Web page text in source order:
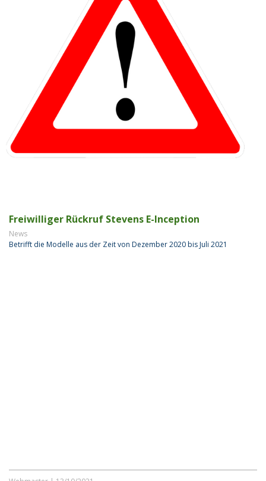
Freiwilliger Rückruf Stevens E-Inception
News
Betrifft die Modelle aus der Zeit von Dezember 2020 bis Juli 2021